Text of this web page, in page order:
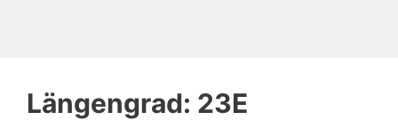
Längengrad: 23E